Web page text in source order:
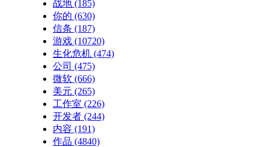
战地 (185)
你的 (630)
信条 (187)
游戏 (10720)
生化危机 (474)
公司 (475)
微软 (666)
美元 (265)
工作室 (226)
开发者 (244)
内容 (191)
作品 (4840)